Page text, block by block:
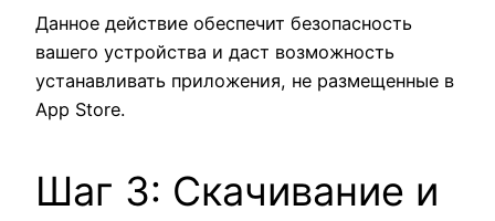
Данное действие обеспечит безопасность
вашего устройства и даст возможность
устанавливать приложения, не размещенные в
App Store.
Шаг 3: Скачивание и